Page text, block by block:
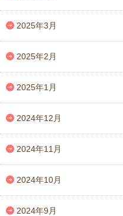
2025年3月
2025年2月
2025年1月
2024年12月
2024年11月
2024年10月
2024年9月